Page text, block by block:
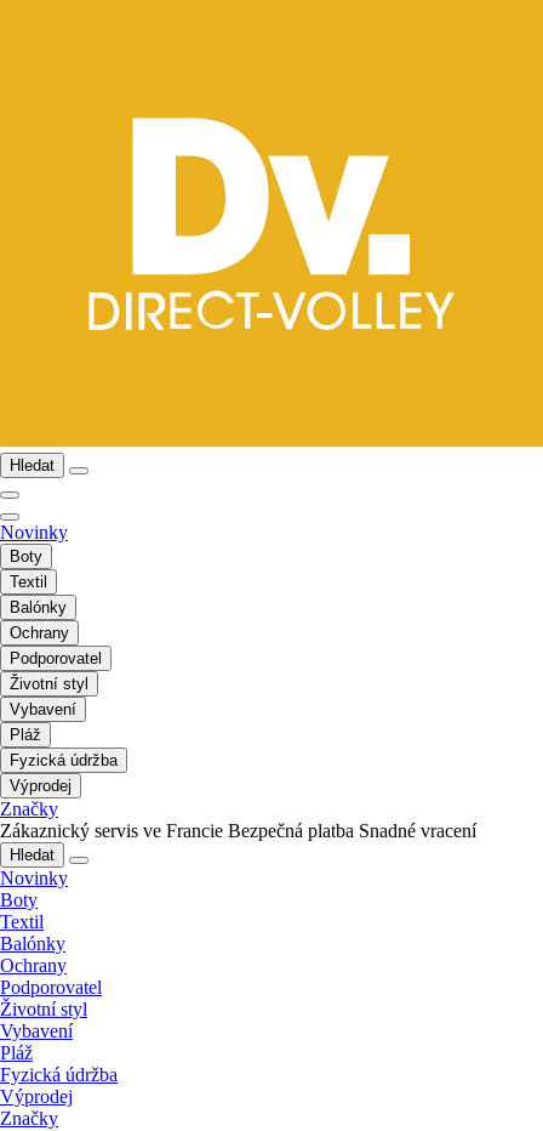
Hledat
Novinky
Boty
Textil
Balónky
Ochrany
Podporovatel
Životní styl
Vybavení
Pláž
Fyzická údržba
Výprodej
Značky
Zákaznický servis ve Francie Bezpečná platba Snadné vracení
Hledat
Novinky
Boty
Textil
Balónky
Ochrany
Podporovatel
Životní styl
Vybavení
Pláž
Fyzická údržba
Výprodej
Značky